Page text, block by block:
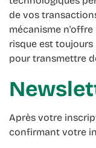
de vos
mécanisme n'offre
risque est
pour transmettre
Après votre inscription, vous recevez un email
confirmant votre